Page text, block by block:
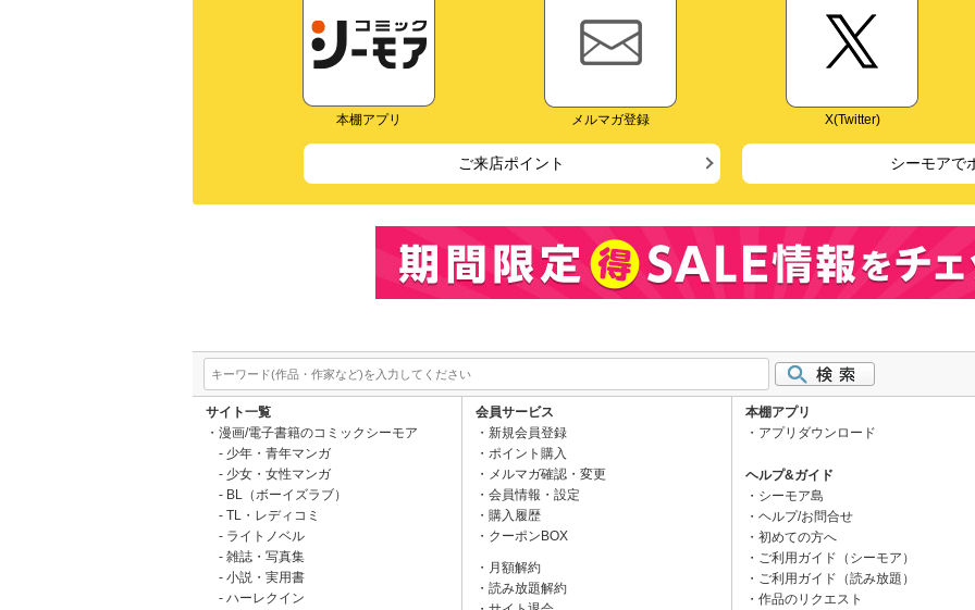
本棚アプリ メルマガ登録 X(Twitter)
ご来店ポイント シーモアで
サイト一覧
漫画/電子書籍のコミックシーモア
少年・青年マンガ
少女・女性マンガ
BL（ボーイズラブ）
TL・レディコミ
ライトノベル
雑誌・写真集
小説・実用書
ハーレクイン
会員サービス
新規会員登録
ポイント購入
メルマガ確認・変更
会員情報・設定
購入履歴
クーポンBOX
月額解約
読み放題解約
本棚アプリ
アプリダウンロード
ヘルプ&ガイド
シーモア島
ヘルプ/お問合せ
初めての方へ
ご利用ガイド（シーモア）
ご利用ガイド（読み放題）
作品のリクエスト